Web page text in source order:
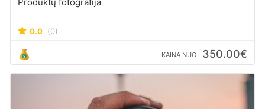
Produktų fotografija
0.0 (0)
KAINA NUO 350.00€